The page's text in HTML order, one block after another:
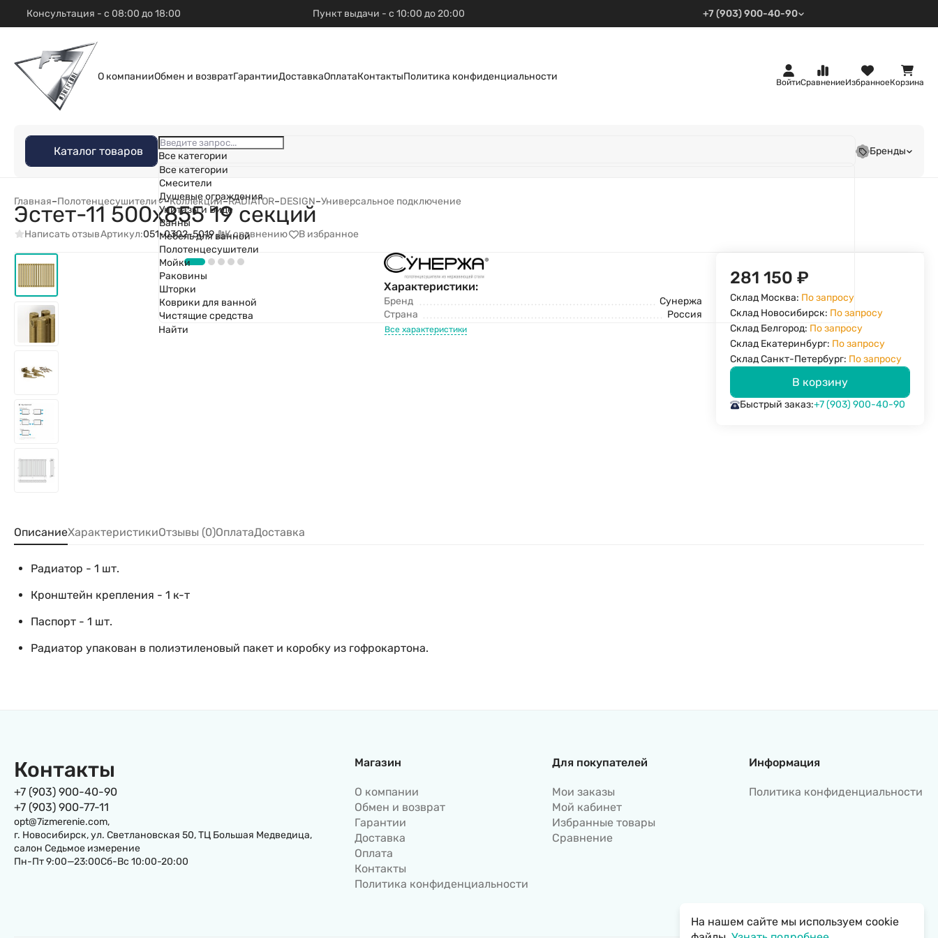
Консультация - с 08:00 до 18:00 Пункт выдачи - с 10:00 до 20:00 +7 (903) 900-40-90
О компанииОбмен и возвратГарантииДоставкаОплатаКонтактыПолитика конфиденциальности
ВойтиСравнениеИзбранноеКорзина
Каталог товаров
Все категории
Все категории
Смесители
Душевые ограждения
Унитазы и Биде
Ванны
Мебель для ванной
Полотенцесушители
Мойки
Раковины
Шторки
Коврики для ванной
Чистящие средства
Найти
Бренды
Главная–Полотенцесушители –Коллекции–RADIATOR–DESIGN–Универсальное подключение
Эстет-11 500х855 19 секций
Написать отзывАртикул:051-0302-5019 К сравнению В избранное
Характеристики:
Бренд
Сунержа
Страна
Россия
Все характеристики
281 150₽
Склад Москва: По запросу
Склад Новосибирск: По запросу
Склад Белгород: По запросу
Склад Екатеринбург: По запросу
Склад Санкт-Петербург: По запросу
В корзину
Быстрый заказ:+7 (903) 900-40-90
ОписаниеХарактеристикиОтзывы (0)ОплатаДоставка
Радиатор - 1 шт.
Кронштейн крепления - 1 к-т
Паспорт - 1 шт.
Радиатор упакован в полиэтиленовый пакет и коробку из гофрокартона.
Контакты
+7 (903) 900-40-90
+7 (903) 900-77-11
opt@7izmerenie.com,
г. Новосибирск, ул. Светлановская 50, ТЦ Большая Медведица,
салон Седьмое измерение
Пн-Пт 9:00—23:00Сб-Вс 10:00-20:00
Магазин
О компании
Обмен и возврат
Гарантии
Доставка
Оплата
Контакты
Политика конфиденциальности
Для покупателей
Мои заказы
Мой кабинет
Избранные товары
Сравнение
Информация
Политика конфиденциальности
На нашем сайте мы используем cookie